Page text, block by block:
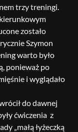
trzy treningi.
zostało
Szymon
warto było
ponieważ po
i wyglądało
do dawnej
ćwiczenia z
„małą łyżeczką